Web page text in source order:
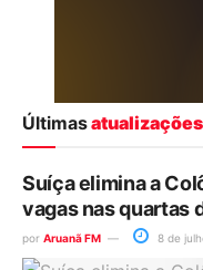
Últimasatualizações
Suíça elimina a
vagas nas quartas
por Aruanã FM 8 de